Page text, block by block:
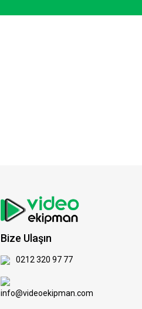
Bize Ulaşın
0212 320 97 77
info@videoekipman.com